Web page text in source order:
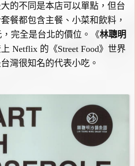
的不同是本店可以單點，但台
餐都包含主餐、小菜和飲料，
完全是台北的價位。《林聰明
Netflix 的《Street Food》世界
灣很知名的代表小吃。